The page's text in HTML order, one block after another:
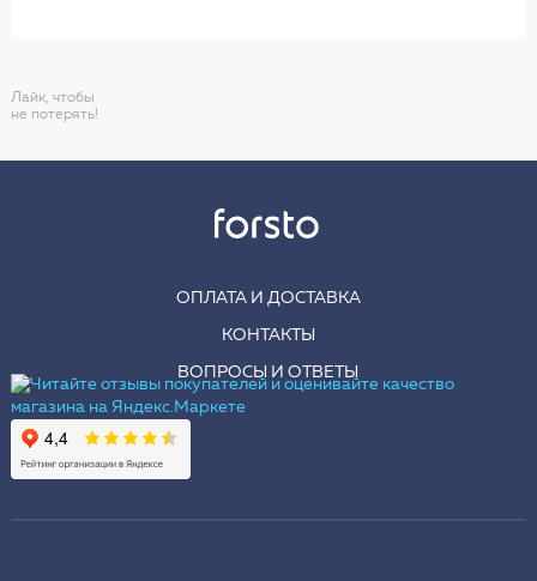
Лайк, чтобы
не потерять!
ОПЛАТА И ДОСТАВКА
КОНТАКТЫ
ВОПРОСЫ И ОТВЕТЫ